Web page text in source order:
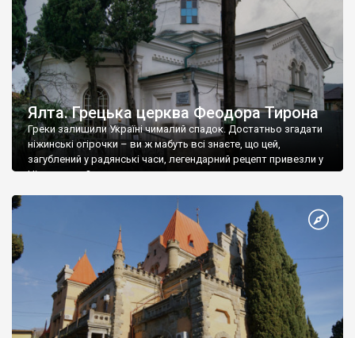
Ялта. Грецька церква Феодора Тирона
Греки залишили Україні чималий спадок. Достатньо згадати
ніжинські огірочки – ви ж мабуть всі знаєте, що цей,
загублений у радянські часи, легендарний рецепт привезли у
Ніжин греки?